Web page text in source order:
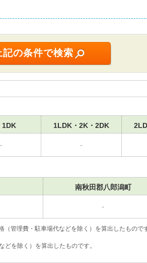
1DK 1LDK・2K・2DK
- -
南秋田郡八郎潟町
-
管理費・駐車場代などを除く）を算出したもの
を除く）を算出したものです。